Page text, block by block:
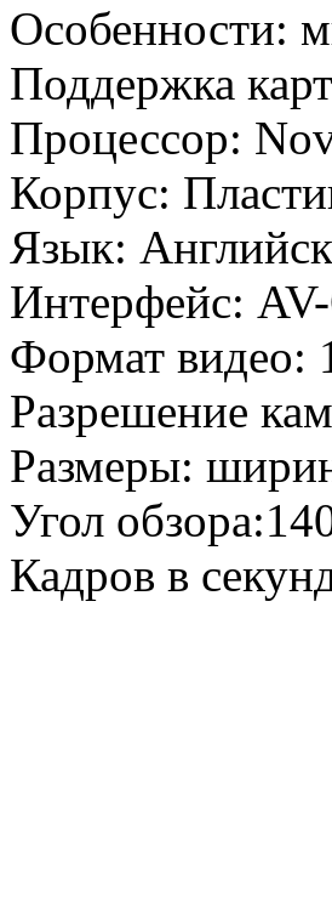
Особенности:
Поддержка
Процессор:
Корпус:
Язык:
Интерфейс:
Формат видео:
Разрешение
Размеры:
Угол
Кадров в